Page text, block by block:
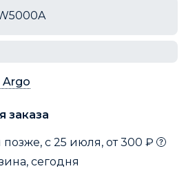
Argo
заказа
с 25 июля, от 300 ₽
сегодня